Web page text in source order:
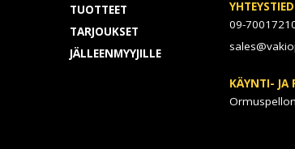
TUOTTEET
TARJOUKSET
JÄLLEENMYYJILLE
09-
KÄYNTI- JA